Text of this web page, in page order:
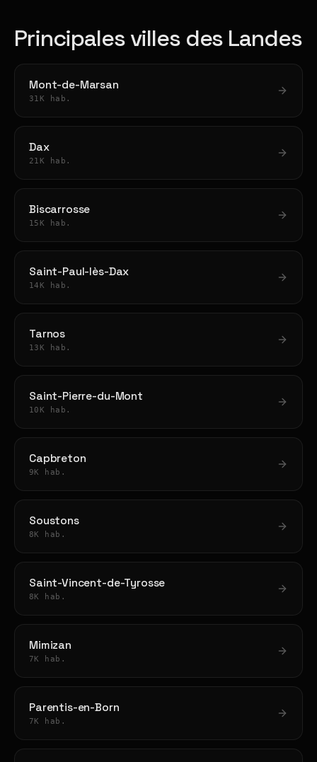
Principales villes des Landes
Mont-de-Marsan
31K hab.
Dax
21K hab.
Biscarrosse
15K hab.
Saint-Paul-lès-Dax
14K hab.
Tarnos
13K hab.
Saint-Pierre-du-Mont
10K hab.
Capbreton
9K hab.
Soustons
8K hab.
Saint-Vincent-de-Tyrosse
8K hab.
Mimizan
7K hab.
Parentis-en-Born
7K hab.